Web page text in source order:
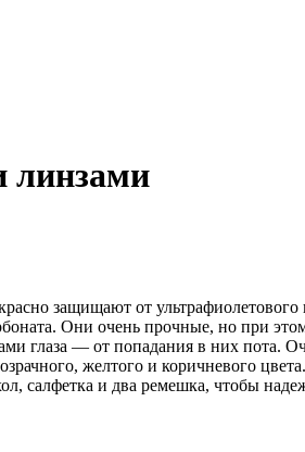
линзами
защищают от
Они очень прочные, но при
глаза — от попадания в них
желтого и коричневого
салфетка и два ремешка, чтобы